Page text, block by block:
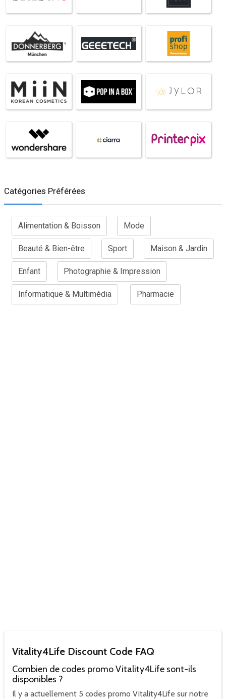
Catégories Préférées
Alimentation & Boisson Mode
Beauté & Bien-être Sport Maison & Jardin
Enfant Photographie & Impression
Informatique & Multimédia Pharmacie
Vitality4Life Discount Code FAQ
Combien de codes promo Vitality4Life sont-ils
disponibles ?
Il y a actuellement 5 codes promo Vitality4Life sur notre